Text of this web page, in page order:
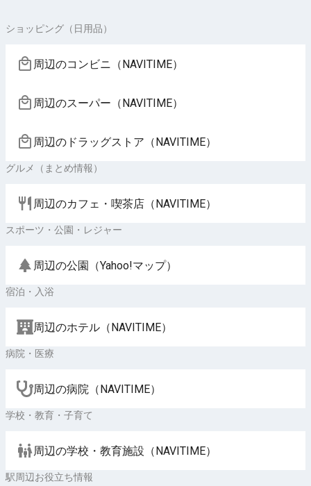
ショッピング（日用品）
周辺のコンビニ（NAVITIME）
周辺のスーパー（NAVITIME）
周辺のドラッグストア（NAVITIME）
グルメ（まとめ情報）
周辺のカフェ・喫茶店（NAVITIME）
スポーツ・公園・レジャー
周辺の公園（Yahoo!マップ）
宿泊・入浴
周辺のホテル（NAVITIME）
病院・医療
周辺の病院（NAVITIME）
学校・教育・子育て
周辺の学校・教育施設（NAVITIME）
駅周辺お役立ち情報